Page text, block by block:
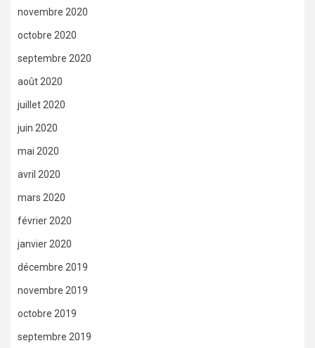
novembre 2020
octobre 2020
septembre 2020
août 2020
juillet 2020
juin 2020
mai 2020
avril 2020
mars 2020
février 2020
janvier 2020
décembre 2019
novembre 2019
octobre 2019
septembre 2019